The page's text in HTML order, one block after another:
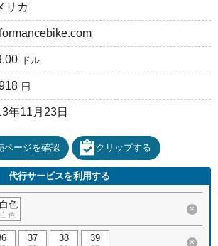
リカ
ドル
円
年11月23日
ページを確認 クリップする
代行サービスを利用する
色
色
×
37 38 39 ×